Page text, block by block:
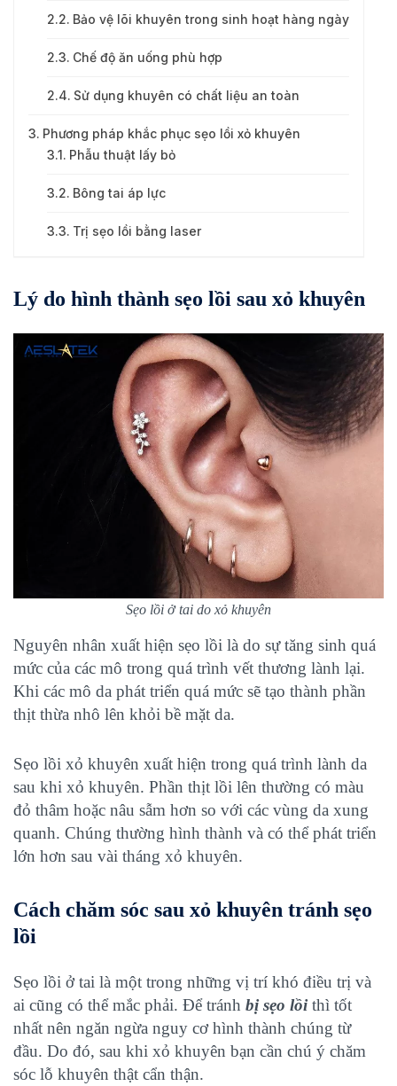
Bảo vệ lõi khuyên trong sinh hoạt hàng ngày
Chế độ ăn uống phù hợp
Sử dụng khuyên có chất liệu an toàn
Phương pháp khắc phục sẹo lồi xỏ khuyên
Phẫu thuật lấy bỏ
Bông tai áp lực
Trị sẹo lồi bằng laser
Lý do hình thành sẹo lồi sau xỏ khuyên
Sẹo lồi ở tai do xỏ khuyên
Nguyên nhân xuất hiện sẹo lồi là do sự tăng sinh quá
mức của các mô trong quá trình vết thương lành lại.
Khi các mô da phát triển quá mức sẽ tạo thành phần
thịt thừa nhô lên khỏi bề mặt da.
Sẹo lồi xỏ khuyên xuất hiện trong quá trình lành da
sau khi xỏ khuyên. Phần thịt lồi lên thường có màu
đỏ thâm hoặc nâu sẫm hơn so với các vùng da xung
quanh. Chúng thường hình thành và có thể phát triển
lớn hơn sau vài tháng xỏ khuyên.
Cách chăm sóc sau xỏ khuyên tránh sẹo
lồi
Sẹo lồi ở tai là một trong những vị trí khó điều trị và
ai cũng có thể mắc phải. Để tránh bị sẹo lồithì tốt
nhất nên ngăn ngừa nguy cơ hình thành chúng từ
đầu. Do đó, sau khi xỏ khuyên bạn cần chú ý chăm
sóc lỗ khuyên thật cẩn thận.